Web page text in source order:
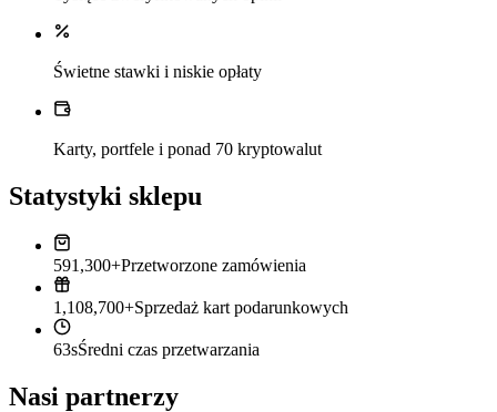
Świetne stawki i niskie opłaty
Karty, portfele i ponad 70 kryptowalut
Statystyki sklepu
591,300+Przetworzone zamówienia
1,108,700+Sprzedaż kart podarunkowych
63sŚredni czas przetwarzania
Nasi partnerzy